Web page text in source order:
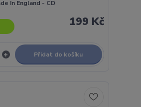
In England - CD
199 Kč
Přidat do košíku